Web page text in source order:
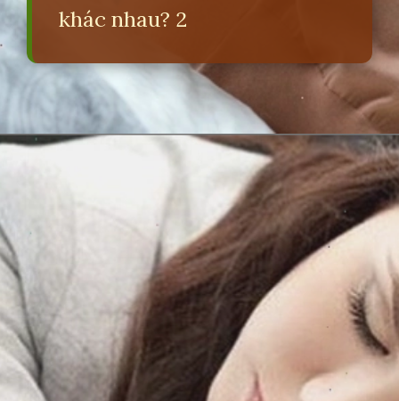
khác nhau? 2
https://erci.edu.vn/phan-biet-dau-nguc-kinh-va-dau-nguc-co-thai